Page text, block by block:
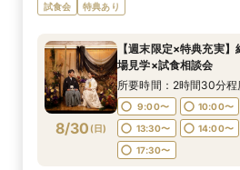
8/29(土)
イル相談×贅沢試食フェア
9:00〜
10:00〜
13:30〜
14:00〜
17:30〜
フェアを予約
8/29(土)
含む4万円相当試食×会
なしフェア♪
所要時間：2時間30分程
13:30〜
14:00〜
17:30〜
フェアを予約
8/29(土)
体験×豪華試食
9:00〜
10:00〜
13:30〜
14:00〜
17:30〜
フェアを予約
試食会 特典あり
8/30 (日)
【週末限定×特典充実
場見学×試食相談会
所要時間：2時間30分程
9:00〜
10:00〜
13:30〜
14:00〜
17:30〜